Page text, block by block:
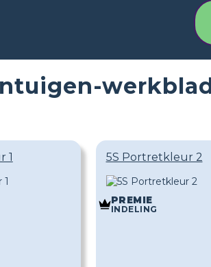
1 5S Portretkleur 2
PREMIE
INDELING